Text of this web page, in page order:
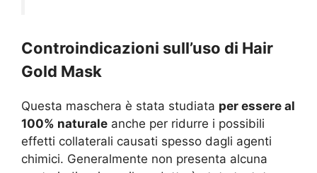
Controindicazioni sull’uso di Hair
Gold Mask
Questa maschera è stata studiata per essere al
100% naturale anche per ridurre i possibili
effetti collaterali causati spesso dagli agenti
chimici. Generalmente non presenta alcuna